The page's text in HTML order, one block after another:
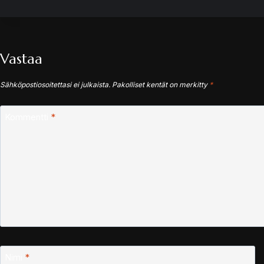
Vastaa
Sähköpostiosoitettasi ei julkaista. Pakolliset kentät on merkitty *
*
*